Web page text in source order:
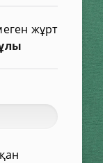
жұрт